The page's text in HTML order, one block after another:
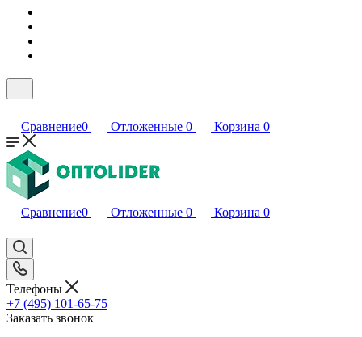
Сравнение0 Отложенные 0 Корзина 0
Сравнение0 Отложенные 0 Корзина 0
Телефоны
+7 (495) 101-65-75
Заказать звонок